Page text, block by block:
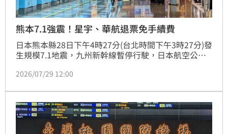
熊本7.1強震！星宇、華航退票免手續費
日本熊本縣28日下午4時27分(台北時間下午3時27分)發
生規模7.1地震，九州新幹線暫停行駛，日本航空公司
班，熊本機場也暫時關閉跑道進行檢查；星宇航空7月
台北航班，星宇、華航改航班或取消機票免收服務費，
虎航2航班延至7月29日起飛。
2026/07/29 12:00